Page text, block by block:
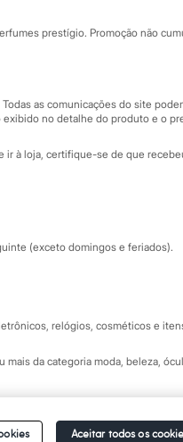
Fale conosco
Central de ética
Eventos
prestígio. Promoção não
as comunicações do site
no detalhe do produto e o
ir à loja, certifique-se de que
(exceto domingos e feriados).
relógios, cosméticos e
da categoria moda, beleza,
Aceitar todos os